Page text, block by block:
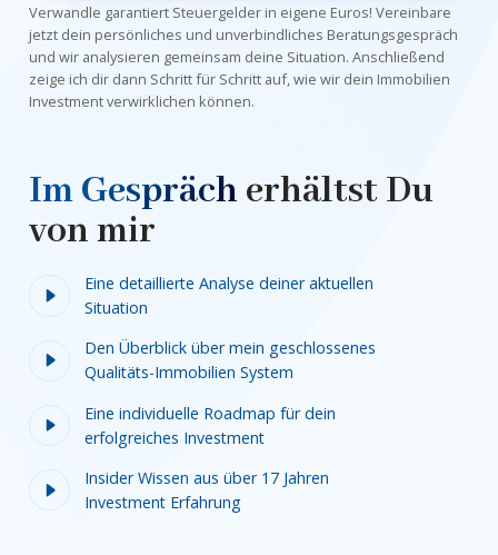
Verwandle garantiert Steuergelder in eigene Euros! Vereinbare
jetzt dein persönliches und unverbindliches Beratungsgespräch
und wir analysieren gemeinsam deine Situation. Anschließend
zeige ich dir dann Schritt für Schritt auf, wie wir dein Immobilien
Investment verwirklichen können.
Im Gesprächerhältst Du
von mir
Eine detaillierte Analyse deiner aktuellen
Situation
Den Überblick über mein geschlossenes
Qualitäts-Immobilien System
Eine individuelle Roadmap für dein
erfolgreiches Investment
Insider Wissen aus über 17 Jahren
Investment Erfahrung